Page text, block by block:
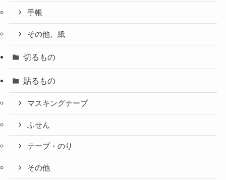
手帳
その他、紙
切るもの
貼るもの
マスキングテープ
ふせん
テープ・のり
その他